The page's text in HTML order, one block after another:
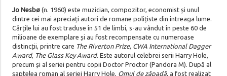
Jo Nesbø (n. 1960) este muzician, compozitor, economist și unul
dintre cei mai apreciați autori de romane polițiste din întreaga lume.
Cărțile lui au fost traduse în 51 de limbi, s-au vândut în peste 60 de
milioane de exemplare și au fost recompensate cu numeroase
distincții, printre care The Riverton Prize, CWA International Dagger
Award, The Glass Key Award. Este autorul celebrei serii Harry Hole,
precum și al seriei pentru copii Doctor Proctor (Pandora M). După al
șaptelea roman al seriei Harry Hole, Omul de zăpadă, a fost realizat